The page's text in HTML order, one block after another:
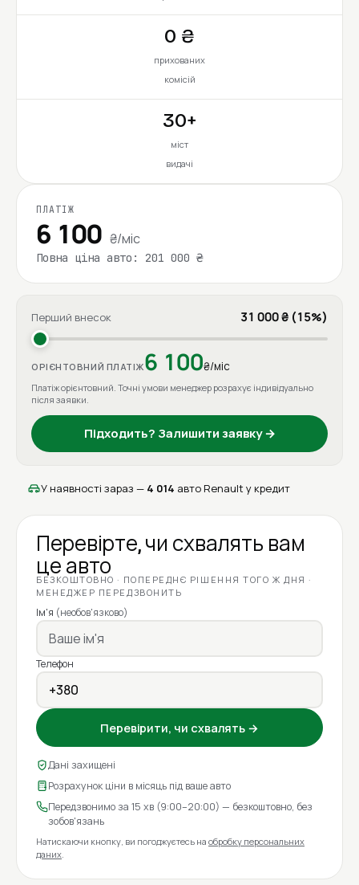
0 ₴
прихованих
комісій
30+
міст
видачі
ПЛАТІЖ
6 100 ₴/міс
Повна ціна авто: 201 000 ₴
Перший внесок 31 000 ₴ (15%)
ОРІЄНТОВНИЙ ПЛАТІЖ6 100₴/міс
Платіж орієнтовний. Точні умови менеджер розрахує індивідуально
після заявки.
Підходить? Залишити заявку →
У наявності зараз — 4 014 авто Renault у кредит
Перевірте, чи схвалять вам
це авто
БЕЗКОШТОВНО · ПОПЕРЕДНЄ РІШЕННЯ ТОГО Ж ДНЯ ·
МЕНЕДЖЕР ПЕРЕДЗВОНИТЬ
Ім'я (необов'язково)
Телефон
Перевірити, чи схвалять →
Дані захищені
Розрахунок ціни в місяць під ваше авто
Передзвонимо за 15 хв (9:00–20:00) — безкоштовно, без
зобов'язань
Натискаючи кнопку, ви погоджуєтесь на обробку персональних
даних.